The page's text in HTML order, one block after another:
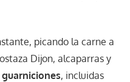
picando la carne a
Dijon, alcaparras y
guarniciones, incluidas